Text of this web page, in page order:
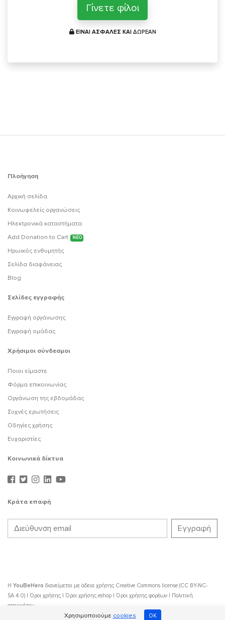
Χρησιμοποιούμε cookies OK
Γίνετε φίλοι
ΕΙΝΑΙ ΑΣΦΑΛΕΣ ΚΑΙ ΔΩΡΕΑΝ
Πλοήγηση
Αρχική σελίδα
Κοινωφελείς οργανώσεις
Ηλεκτρονικά καταστήματα
Add Donation to Cart
ΝΕΟ
Ηρωικός ενθυμητής
Σελίδα διαφάνειας
Blog
Σελίδες εγγραφής
Εγγραφή οργάνωσης
Εγγραφή ομάδας
Χρήσιμοι σύνδεσμοι
Ποιοι είμαστε
Φόρμα επικοινωνίας
Οργάνωση της εβδομάδας
Συχνές ερωτήσεις
Οδηγίες χρήσης
Ευχαριστίες
Κοινωνικά δίκτυα
Κράτα επαφή
Η YouBeHero διανείμεται με άδεια χρήσης Creative Commons license (CC BY-NC-
SA 4.0)
Όροι χρήσης Όροι χρήσης eshop Όροι χρήσης φορέων
Πολιτική
απορρήτου